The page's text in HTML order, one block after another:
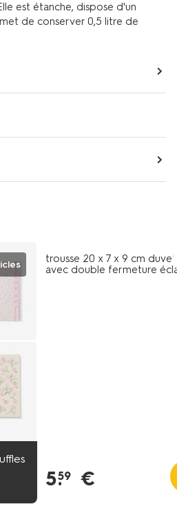
est étanche, dispose d'un
de conserver 0,5 litre de
trousse 20 x 7 x 9 cm
avec double fermeture
5.
59 €